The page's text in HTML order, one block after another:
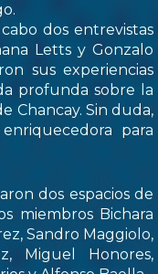
dos entrevistas
Letts y Gonzalo
sus experiencias
profunda sobre la
Chancay. Sin duda,
para
dos espacios de
miembros Bichara
Sandro Maggiolo,
Miguel Honores,